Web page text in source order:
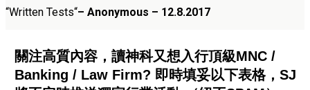
“Written Tests“– Anonymous – 12.8.2017
關注高質內容，讀神科又想入行頂級MNC /
Banking / Law Firm? 即時填妥以下表格，SJ